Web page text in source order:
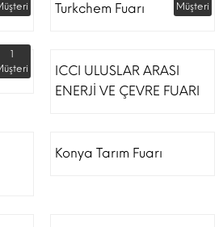
Turkchem Fuarı
Müşteri
1
ICCI ULUSLAR ARASI
ENERJİ VE ÇEVRE FUARI
Konya Tarım Fuarı